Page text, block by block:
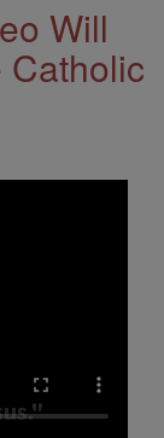
Will
Catholic